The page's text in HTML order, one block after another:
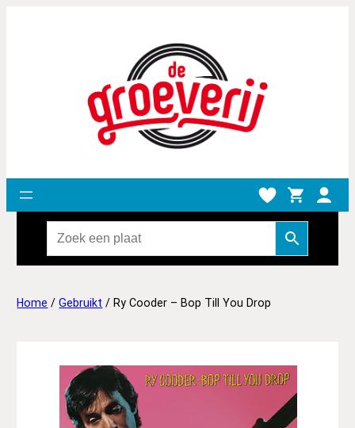
Home /Gebruikt / Ry Cooder – Bop Till You Drop